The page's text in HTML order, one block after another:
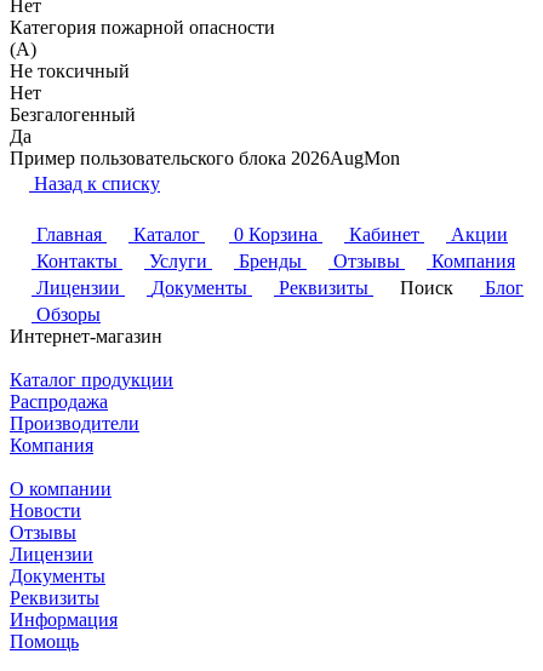
Нет
Категория пожарной опасности
(A)
Не токсичный
Нет
Безгалогенный
Да
Пример пользовательского блока 2026AugMon
Назад к списку
Главная Каталог 0 Корзина Кабинет
Акции
Контакты
Услуги Бренды Отзывы
Компания
Лицензии
Документы Реквизиты Поиск
Блог
Обзоры
Интернет-магазин
Каталог продукции
Распродажа
Производители
Компания
О компании
Новости
Отзывы
Лицензии
Документы
Реквизиты
Информация
Помощь